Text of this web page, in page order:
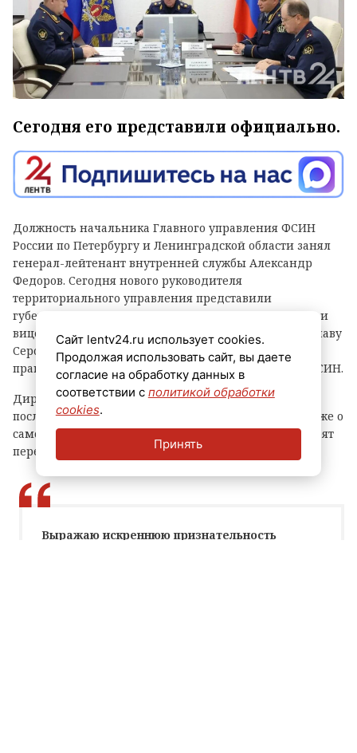
Сегодня его представили официально.
Должность начальника Главного управления ФСИН
России по Петербургу и Ленинградской области занял
генерал-лейтенант внутренней службы Александр
Федоров. Сегодня нового руководителя
территориального управления представили
губернатору Северной столицы Александру Беглову и
вице-губернатору Ленобласти по безопасности Ярославу
Серову, а также представителям органов власти,
правоохранительных структур и личному составу ФСИН.
Директор ФСИН России Аркадий Гостев рассказал о
послужном списке и этапах карьеры Федорова, а также о
самой работе ведомства и отметил, какие задачи стоят
перед новым начальником.
Выражаю искреннюю признательность
Сайт lentv24.ru использует cookies.
Продолжая использовать сайт, вы даете
согласие на обработку данных в
соответствии с политикой обработки
cookies.
Принять